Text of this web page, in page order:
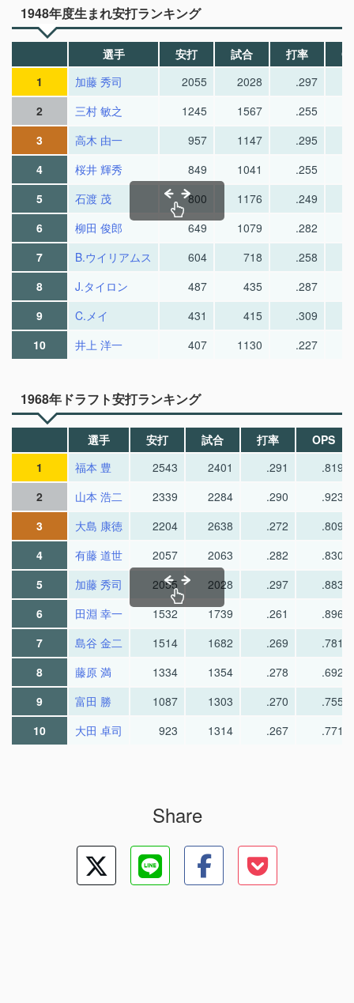
1948年度生まれ安打ランキング
選手 安打 試合 打率
1
加藤 秀司 2055 2028 .297
2
三村 敏之 1245 1567 .255
3
高木 由一 957 1147 .295
4
桜井 輝秀 849 1041 .255
5
石渡 茂 800 1176 .249
6
柳田 俊郎 649 1079 .282
7
B.ウイリアムス 604 718 .258
8
J.タイロン 487 435 .287
9
C.メイ 431 415 .309
10
井上 洋一 407 1130 .227
1968年ドラフト安打ランキング
選手 安打 試合 打率
OPS
1
福本 豊 2543 2401 .291
.819
2
山本 浩二 2339 2284 .290
.923
3
大島 康徳 2204 2638 .272
.809
4
有藤 道世 2057 2063 .282
.830
5
加藤 秀司 2055 2028 .297
.883
6
田淵 幸一 1532 1739 .261
.896
7
島谷 金二 1514 1682 .269
.781
8
藤原 満 1334 1354 .278
.692
9
富田 勝 1087 1303 .270
.755
10
大田 卓司 923 1314 .267 .771
Share